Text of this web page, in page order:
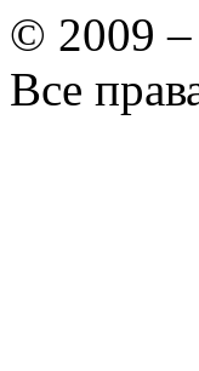
© 2009
Все